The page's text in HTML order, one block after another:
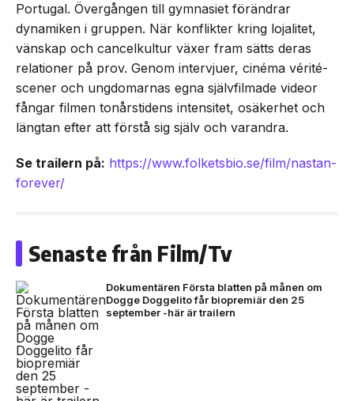
Portugal. Övergången till gymnasiet förändrar
dynamiken i gruppen. När konflikter kring lojalitet,
vänskap och cancelkultur växer fram sätts deras
relationer på prov. Genom intervjuer, cinéma vérité-
scener och ungdomarnas egna självfilmade videor
fångar filmen tonårstidens intensitet, osäkerhet och
längtan efter att förstå sig själv och varandra.
Se trailern på: https://www.folketsbio.se/film/nastan-
forever/
Senaste från Film/Tv
Dokumentären Första blatten på månen om
Dogge Doggelito får biopremiär den 25
september -här är trailern